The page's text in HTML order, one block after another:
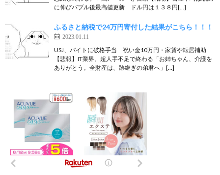
に伸びバブル後最高値更新 ドル円は１３８円[…]
ふるさと納税で24万円寄付した結果がこちら！！！
2023.01.11
USJ、バイトに破格手当 祝い金10万円・家賃や転居補助
【悲報】IT業界、超人手不足で終わる「お姉ちゃん、介護を
ありがとう。全財産は、跡継ぎの弟君へ」[…]